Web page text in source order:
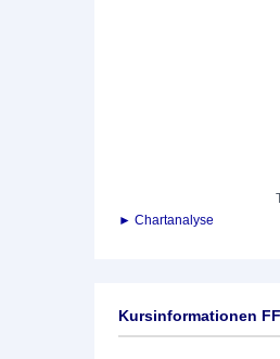
► Chartanalyse
Kursinformationen